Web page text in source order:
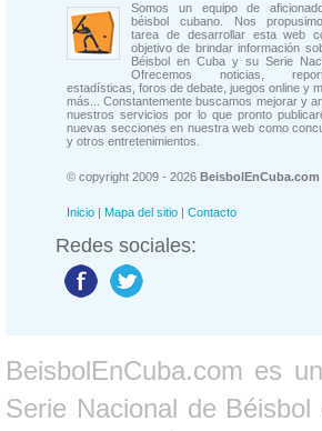
Somos un equipo de
béisbol cubano. Nos
tarea de desarrollar esta web
objetivo de brindar información
Béisbol en Cuba y su Serie
Ofrecemos noticias,
estadísticas, foros de debate, juegos online y
más... Constantemente buscamos mejorar y
nuestros servicios por lo que pronto
nuevas secciones en nuestra web como
y otros entretenimientos.
© copyright 2009 - 2026 BeisbolEnCuba.com
Inicio | Mapa del sitio | Contacto
Redes sociales:
BeisbolEnCuba.com es
Serie Nacional de